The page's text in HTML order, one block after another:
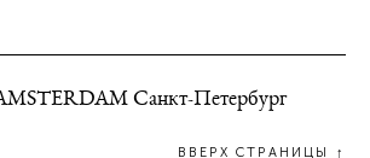
Санкт-Петербург
ВВЕРХ СТРАНИЦЫ ↑